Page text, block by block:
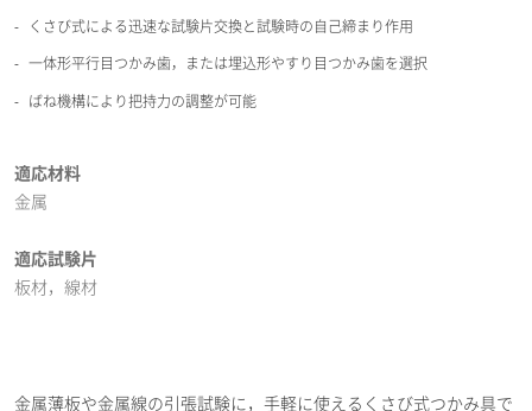
くさび式による迅速な試験片交換と試験時の自己締まり作用
一体形平行目つかみ歯，または埋込形やすり目つかみ歯を選択
ばね機構により把持力の調整が可能
適応材料
金属
適応試験片
板材，線材
金属薄板や金属線の引張試験に，手軽に使えるくさび式つかみ具で